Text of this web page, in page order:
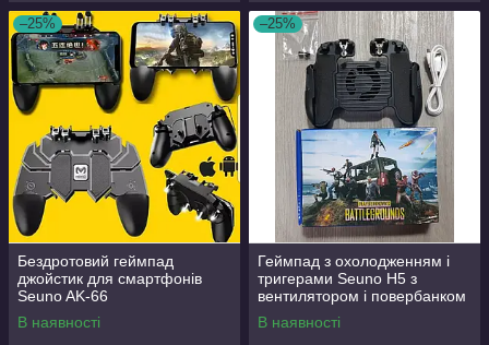
–25%
Бездротовий геймпад
джойстик для смартфонів
Seuno AK-66
В наявності
–25%
Геймпад з охолодженням і
тригерами Seuno H5 з
вентилятором і повербанком
2000mAh для Pubg
В наявності